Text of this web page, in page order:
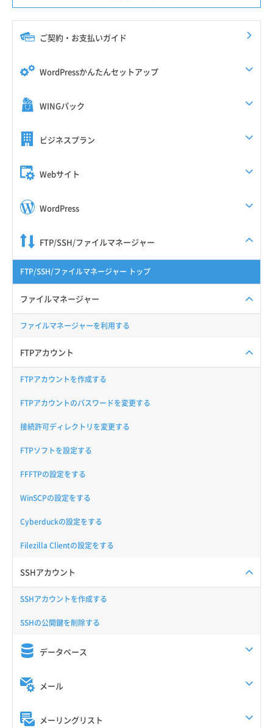
ご契約・お支払いガイド
WordPressかんたんセットアップ
WINGパック
ビジネスプラン
Webサイト
WordPress
FTP/SSH/ファイルマネージャー
FTP/SSH/ファイルマネージャー トップ
ファイルマネージャー
ファイルマネージャーを利用する
FTPアカウント
FTPアカウントを作成する
FTPアカウントのパスワードを変更する
接続許可ディレクトリを変更する
FTPソフトを設定する
FFFTPの設定をする
WinSCPの設定をする
Cyberduckの設定をする
Filezilla Clientの設定をする
SSHアカウント
SSHアカウントを作成する
SSHの公開鍵を削除する
データベース
メール
メーリングリスト